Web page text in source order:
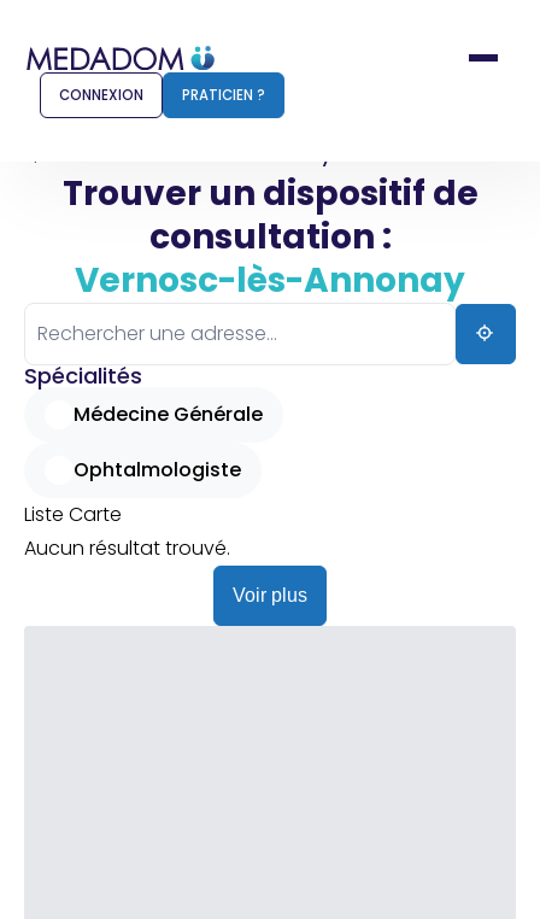
Comment ça marche ?
Pharmacien
Connexion
Praticien ?
CONNEXION PRATICIEN ?
Vernosc-lès-Annonay
Trouver un dispositif de
consultation :
Vernosc-lès-Annonay
Spécialités
Médecine Générale
Ophtalmologiste
Liste Carte
Aucun résultat trouvé.
Voir plus